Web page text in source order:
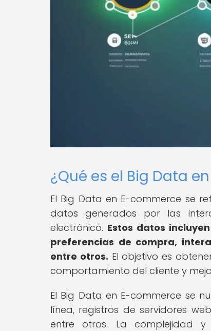
¿Qué es el Big Data
El Big Data en E-commerce se
datos generados por las
electrónico. Estos datos
preferencias de compra,
entre otros. El objetivo es
comportamiento del cliente y
El Big Data en E-commerce se
línea, registros de servidores
entre otros. La complejidad